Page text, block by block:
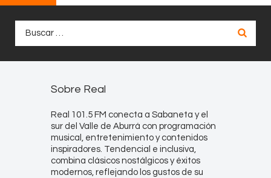
Sobre Real
Real 101.5 FM conecta a Sabaneta y el
sur del Valle de Aburrá con programación
musical, entretenimiento y contenidos
inspiradores. Tendencial e inclusiva,
combina clásicos nostálgicos y éxitos
modernos, reflejando los gustos de su